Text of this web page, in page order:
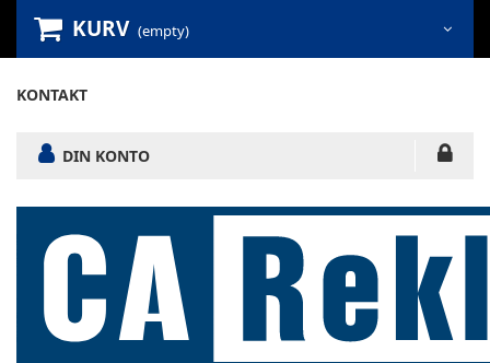
KURV (empty)
KONTAKT
DIN KONTO